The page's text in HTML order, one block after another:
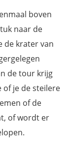
boven
naar de
de krater van
de tour krijg
of je de steilere
of de
of wordt er